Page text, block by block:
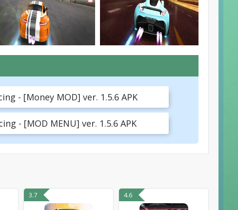
- [Money MOD] ver. 1.5.6 APK
- [MOD MENU] ver. 1.5.6 APK
3.7 4.6